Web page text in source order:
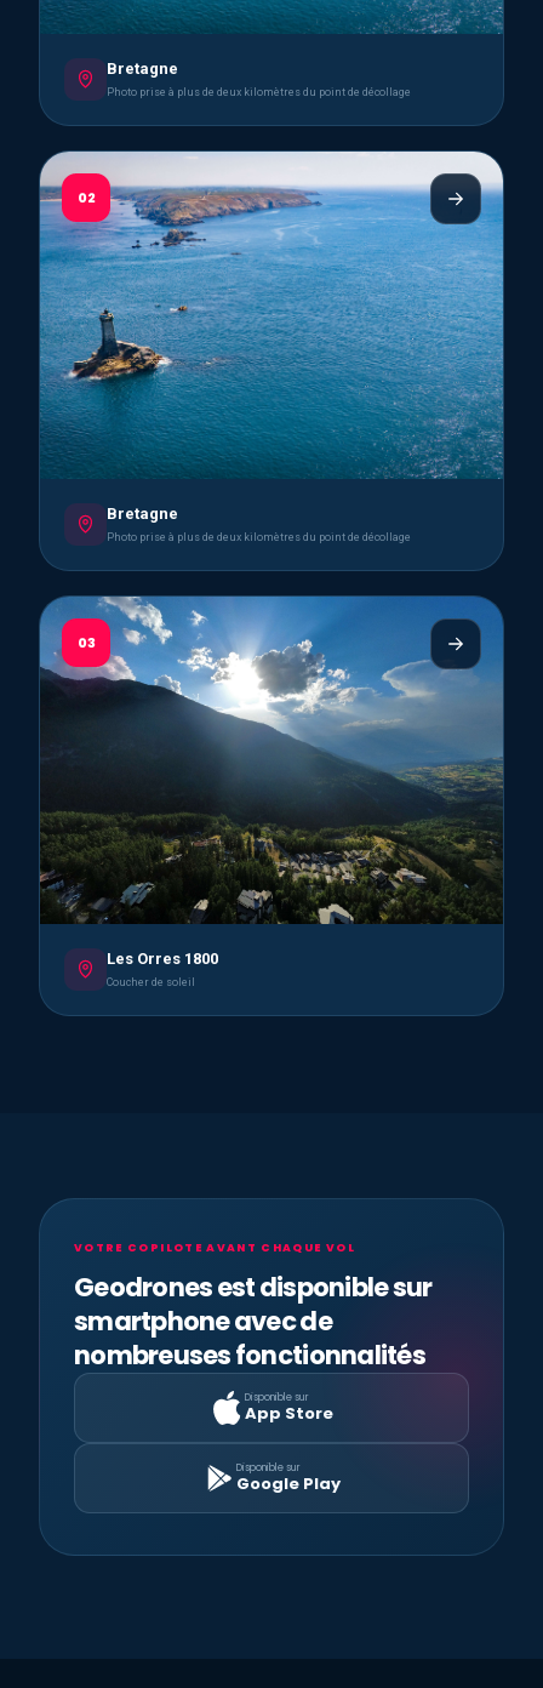
Bretagne
Photo prise à plus de deux kilomètres du point de décollage
02
Bretagne
Photo prise à plus de deux kilomètres du point de décollage
03
Les Orres 1800
Coucher de soleil
VOTRE COPILOTE AVANT CHAQUE VOL
Geodrones est disponible sur
smartphone avec de
nombreuses fonctionnalités
Disponible sur
App Store
Disponible sur
Google Play